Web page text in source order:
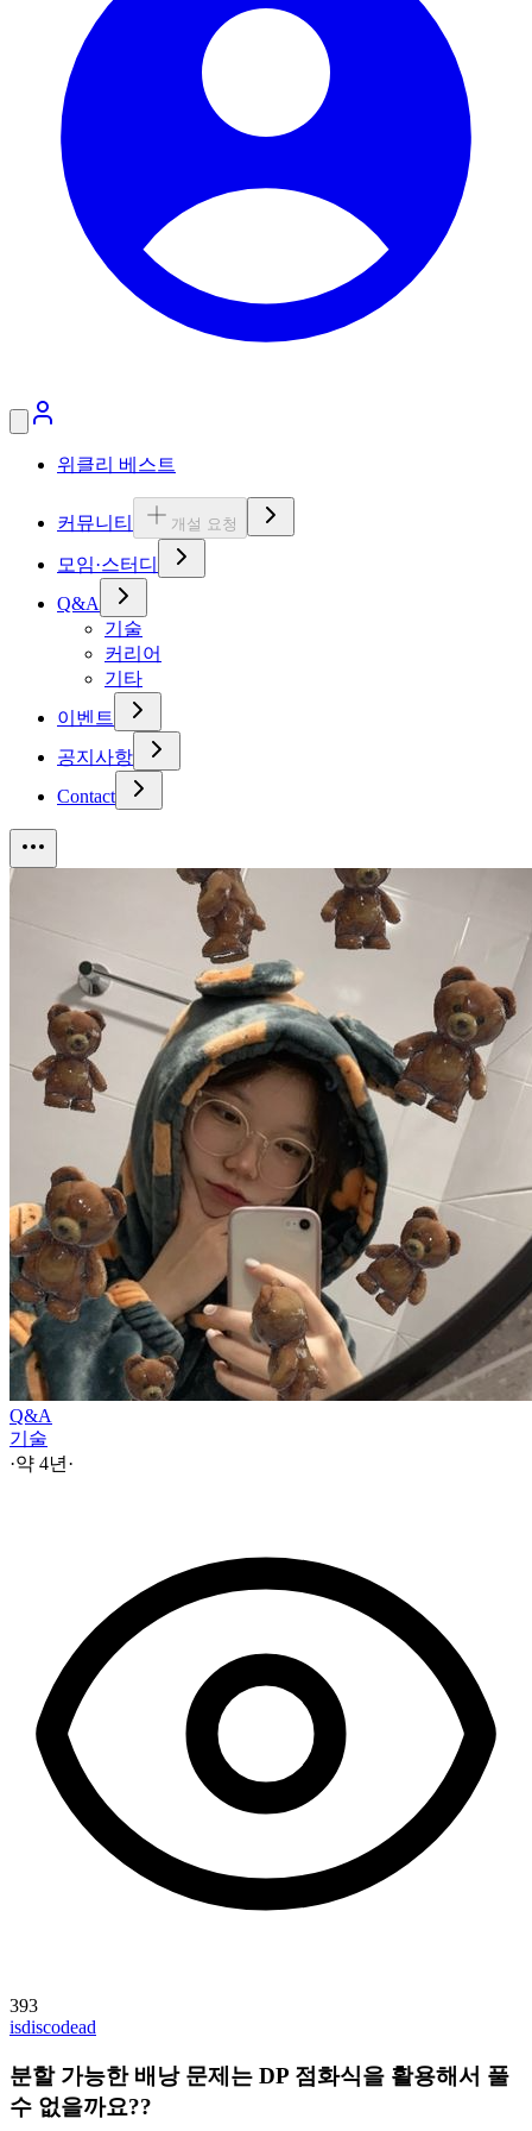
위클리 베스트
커뮤니티 개설 요청
모임·스터디
Q&A
기술
커리어
기타
이벤트
공지사항
Contact
Q&A
기술
·약 4년 ·
393
isdiscodead
분할 가능한 배낭 문제는 DP 점화식을 활용해서 풀
수 없을까요??